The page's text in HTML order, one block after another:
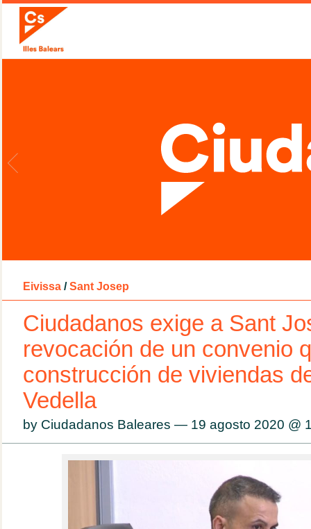
Eivissa / Sant Josep
Ciudadanos exige a Sant
revocación de un convenio
construcción de viviendas
Vedella
by Ciudadanos Baleares — 19 agosto 2020 @